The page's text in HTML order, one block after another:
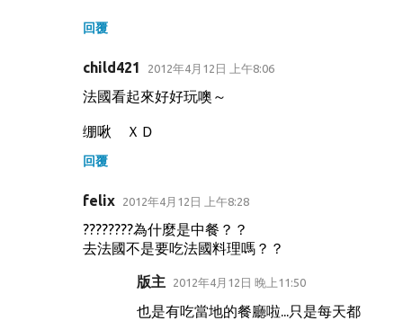
回覆
child421 2012年4月12日 上午8:06
法國看起來好好玩噢～
绷啾 ＸＤ
回覆
felix 2012年4月12日 上午8:28
????????為什麼是中餐？？
去法國不是要吃法國料理嗎？？
版主 2012年4月12日 晚上11:50
也是有吃當地的餐廳啦...只是每天都